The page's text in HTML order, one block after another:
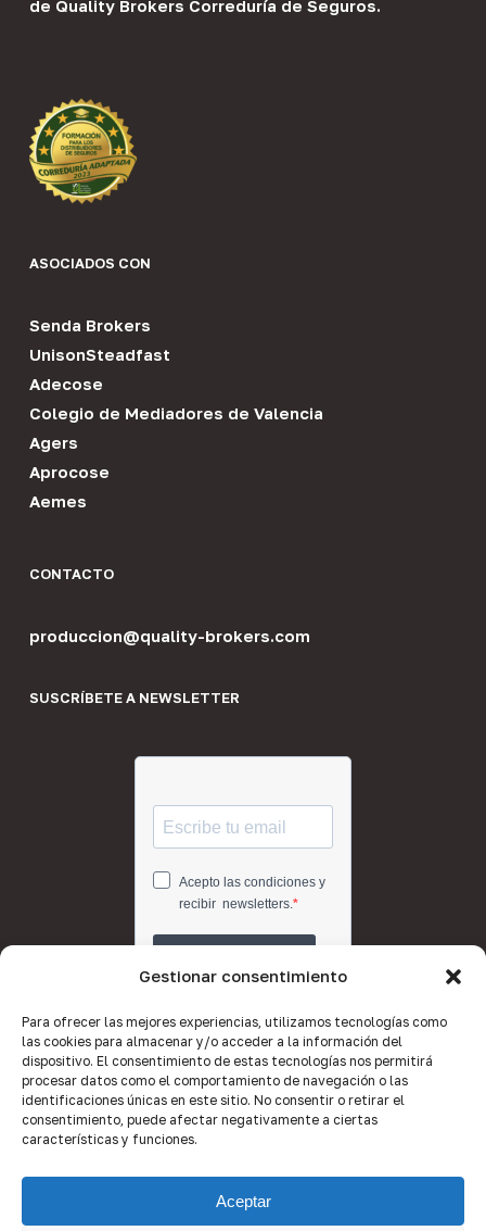
Gestionar consentimiento
Para ofrecer las mejores experiencias, utilizamos tecnologías como
las cookies para almacenar y/o acceder a la información del
dispositivo. El consentimiento de estas tecnologías nos permitirá
procesar datos como el comportamiento de navegación o las
identificaciones únicas en este sitio. No consentir o retirar el
consentimiento, puede afectar negativamente a ciertas
características y funciones.
Aceptar
de Quality Brokers Correduría de Seguros.
ASOCIADOS CON
Senda Brokers
UnisonSteadfast
Adecose
Colegio de Mediadores de Valencia
Agers
Aprocose
Aemes
CONTACTO
produccion@quality-brokers.com
SUSCRÍBETE A NEWSLETTER